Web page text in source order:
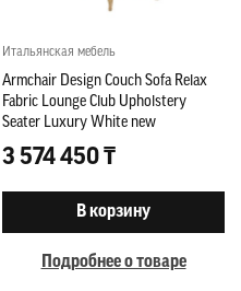
Итальянская мебель
Armchair Design Couch Sofa Relax
Fabric Lounge Club Upholstery
Seater Luxury White new
3 574 450 ₸
В корзину
Подробнее о товаре